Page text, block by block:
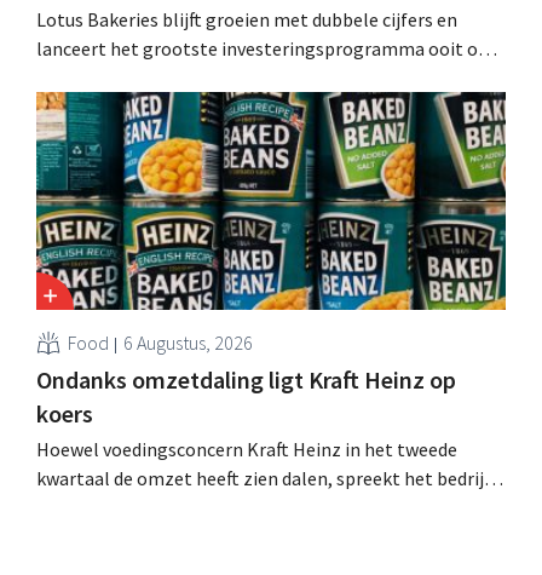
Lotus Bakeries blijft groeien met dubbele cijfers en
lanceert het grootste investeringsprogramma ooit om
moeten dit momentum grijpen”.
Food 6 Augustus, 2026
Ondanks omzetdaling ligt Kraft Heinz op
koers
Hoewel voedingsconcern Kraft Heinz in het tweede
kwartaal de omzet heeft zien dalen, spreekt het bedrijf